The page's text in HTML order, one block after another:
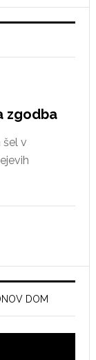
zgodba
šel v
DOM